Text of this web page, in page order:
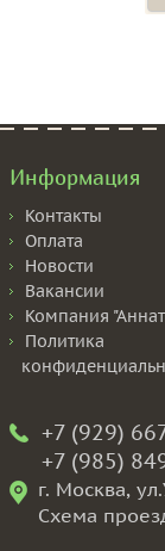
Информация
Контакты
Оплата
Новости
Вакансии
Компания
Политика
+7 (929)
+7 (985)
г. Москва,
Схема